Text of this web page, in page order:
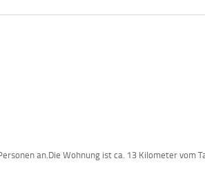
an.Die Wohnung ist ca. 13 Kilometer